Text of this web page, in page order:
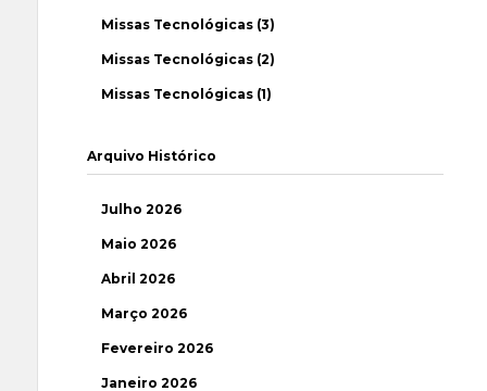
Missas Tecnológicas (3)
Missas Tecnológicas (2)
Missas Tecnológicas (1)
Arquivo Histórico
Julho 2026
Maio 2026
Abril 2026
Março 2026
Fevereiro 2026
Janeiro 2026